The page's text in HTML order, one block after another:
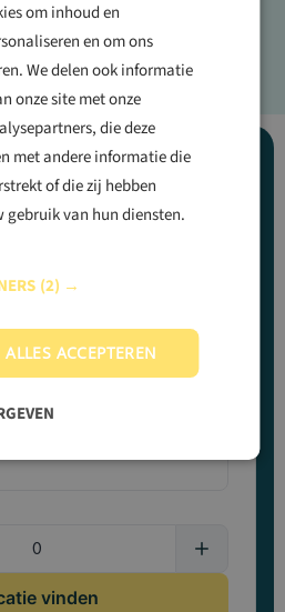
locaties door het hele land
vinden
om inhoud en
en om ons
We delen ook informatie
onze site met onze
die deze
met andere informatie die
of die zij hebben
gebruik van hun diensten.
(2) →
ALLES ACCEPTEREN